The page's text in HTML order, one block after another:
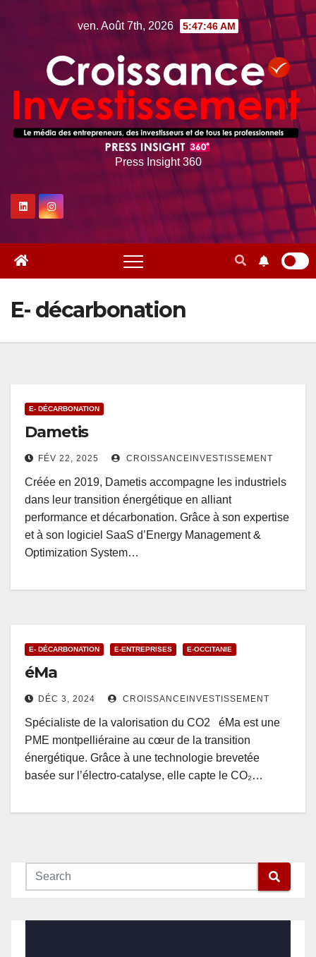
ven. Août 7th, 2026 5:47:47 AM
Press Insight 360
E- décarbonation
E- DÉCARBONATION
Dametis
FÉV 22, 2025 CROISSANCEINVESTISSEMENT
Créée en 2019, Dametis accompagne les industriels
dans leur transition énergétique en alliant
performance et décarbonation. Grâce à son expertise
et à son logiciel SaaS d’Energy Management &
Optimization System…
E- DÉCARBONATION E-ENTREPRISES E-OCCITANIE
éMa
DÉC 3, 2024 CROISSANCEINVESTISSEMENT
Spécialiste de la valorisation du CO2 éMa est une
PME montpelliéraine au cœur de la transition
énergétique. Grâce à une technologie brevetée
basée sur l’électro-catalyse, elle capte le CO₂…